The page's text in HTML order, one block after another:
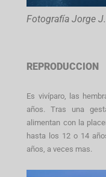
Fotografía Jorge
REPRODUCCION
Es vivíparo, las
años. Tras una
alimentan con la
hasta los 12 o 14
años, a veces mas.